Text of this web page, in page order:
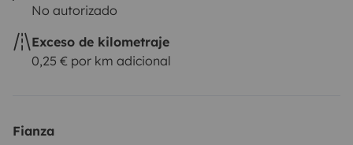
No autorizado
Exceso de kilometraje
0,25 € por km adicional
Fianza